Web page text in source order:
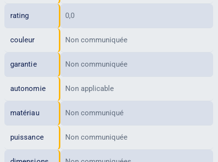
rating 0,0
couleur Non communiquée
garantie Non communiquée
autonomie Non applicable
matériau Non communiqué
puissance Non communiquée